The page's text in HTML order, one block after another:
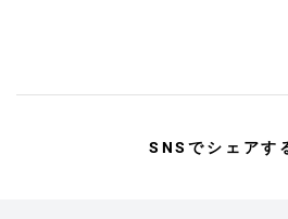
SNSでシェアす